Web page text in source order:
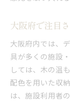
大阪府で注目
大阪府内では、
具が多くの施設
しては、木の温
配色を用いた収
は、施設利用者